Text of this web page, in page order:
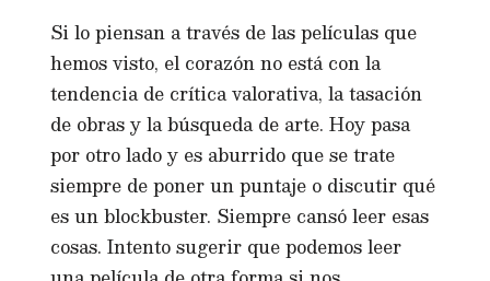
Si lo piensan a través de las películas que
hemos visto, el corazón no está con la
tendencia de crítica valorativa, la tasación
de obras y la búsqueda de arte. Hoy pasa
por otro lado y es aburrido que se trate
siempre de poner un puntaje o discutir qué
es un blockbuster. Siempre cansó leer esas
cosas. Intento sugerir que podemos leer